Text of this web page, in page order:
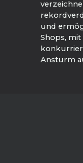
und
Shops,
Ansturm